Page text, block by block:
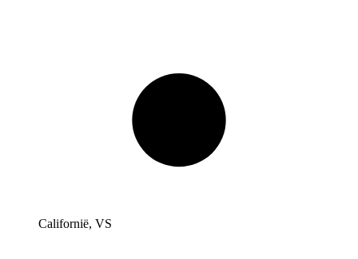
Californië, VS